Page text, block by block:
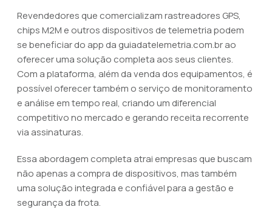
Revendedores que comercializam rastreadores GPS,
chips M2M e outros dispositivos de telemetria podem
se beneficiar do app da guiadatelemetria.com.br ao
oferecer uma solução completa aos seus clientes.
Com a plataforma, além da venda dos equipamentos, é
possível oferecer também o serviço de monitoramento
e análise em tempo real, criando um diferencial
competitivo no mercado e gerando receita recorrente
via assinaturas.
Essa abordagem completa atrai empresas que buscam
não apenas a compra de dispositivos, mas também
uma solução integrada e confiável para a gestão e
segurança da frota.